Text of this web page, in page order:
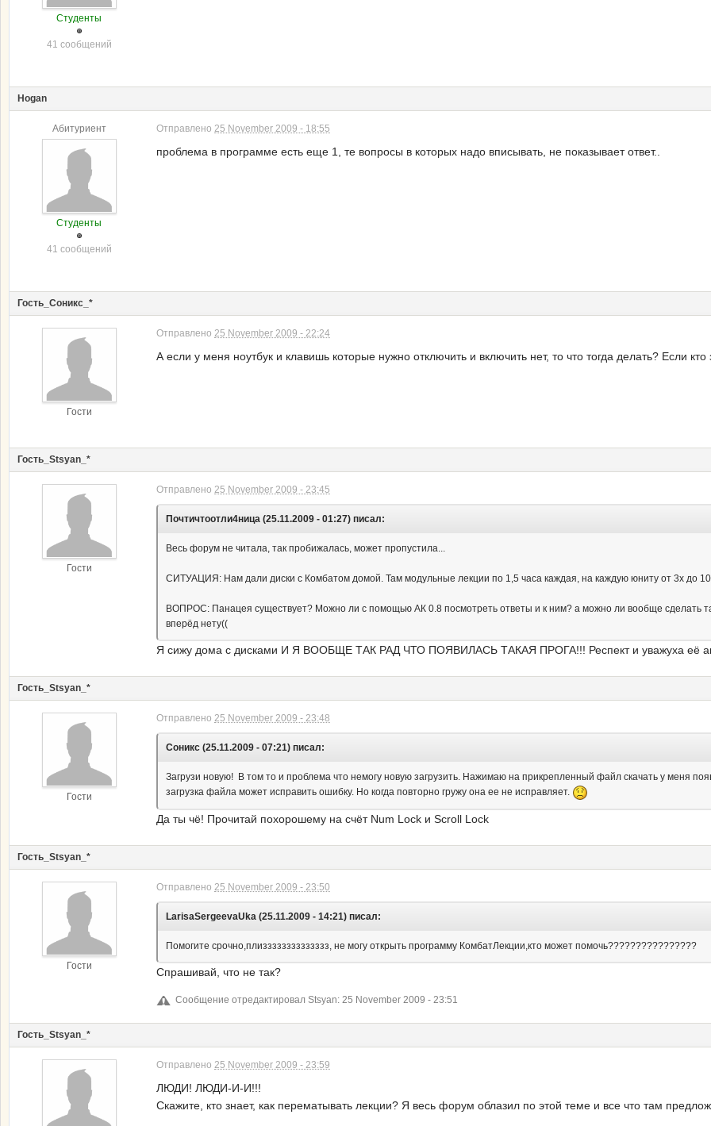
Студенты
41 сообщений
Hogan
Абитуриент
Студенты
41 сообщений
Отправлено 25 November 2009 - 18:55
проблема в программе есть еще 1, те вопросы в которых надо вписывать, не показывает ответ..
Гость_Соникс_*
Гости
Отправлено 25 November 2009 - 22:24
А если у меня ноутбук и клавишь которые нужно отключить и включить нет, то что тогда делать? Если кто
Гость_Stsyan_*
Гости
Отправлено 25 November 2009 - 23:45
Почтичтоотли4ница (25.11.2009 - 01:27) писал:
Весь форум не читала, так пробижалась, может пропустила...
СИТУАЦИЯ: Нам дали диски с Комбатом домой. Там модульные лекции по 1,5 часа каждая, на каждую юниту от 3х до
ВОПРОС: Панацея существует? Можно ли с помощью АК 0.8 посмотреть ответы и к ним? а можно ли вообще сделать
вперёд нету((
Я сижу дома с дисками И Я ВООБЩЕ ТАК РАД ЧТО ПОЯВИЛАСЬ ТАКАЯ ПРОГА!!! Респект и уважуха её
Гость_Stsyan_*
Гости
Отправлено 25 November 2009 - 23:48
Соникс (25.11.2009 - 07:21) писал:
Загрузи новую! В том то и проблема что немогу новую загрузить. Нажимаю на прикрепленный файл скачать у меня
загрузка файла может исправить ошибку. Но когда повторно гружу она ее не исправляет.
Да ты чё! Прочитай похорошему на счёт Num Lock и Scroll Lock
Гость_Stsyan_*
Гости
Отправлено 25 November 2009 - 23:50
LarisaSergeevaUka (25.11.2009 - 14:21) писал:
Помогите срочно,плизззззззззззззз, не могу открыть программу КомбатЛекции,кто может помочь????????????????
Спрашивай, что не так?
Сообщение отредактировал Stsyan: 25 November 2009 - 23:51
Гость_Stsyan_*
Отправлено 25 November 2009 - 23:59
ЛЮДИ! ЛЮДИ-И-И!!!
Скажите, кто знает, как перематывать лекции? Я весь форум облазил по этой теме и все что там